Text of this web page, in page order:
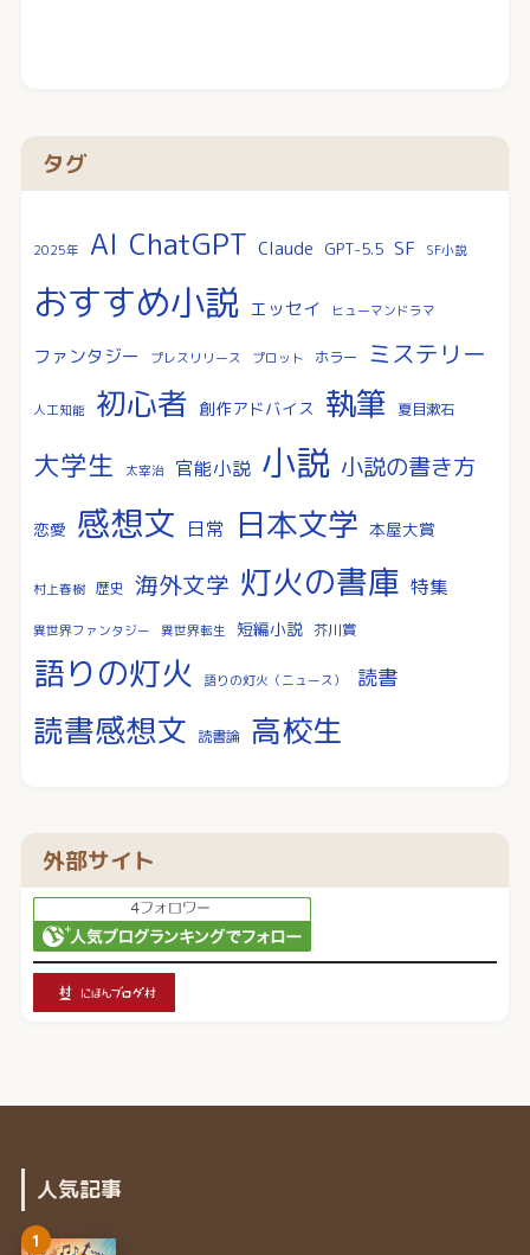
タグ
2025年 AI ChatGPT Claude GPT-5.5 SF SF小説
おすすめ小説 エッセイ ヒューマンドラマ
ファンタジー プレスリリース プロット ホラー ミステリー
人工知能 初心者 創作アドバイス 執筆 夏目漱石
大学生 太宰治 官能小説 小説 小説の書き方
恋愛 感想文 日常 日本文学 本屋大賞
村上春樹 歴史 海外文学 灯火の書庫 特集
異世界ファンタジー 異世界転生 短編小説 芥川賞
語りの灯火 語りの灯火（ニュース） 読書
読書感想文 読書論 高校生
外部サイト
人気記事
1